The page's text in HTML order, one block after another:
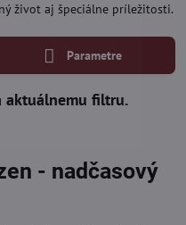
život aj špeciálne príležitosti.
Parametre
- nadčasový